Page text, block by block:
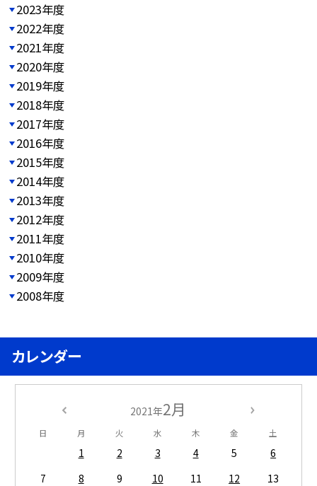
2023年度
2022年度
2021年度
2020年度
2019年度
2018年度
2017年度
2016年度
2015年度
2014年度
2013年度
2012年度
2011年度
2010年度
2009年度
2008年度
カレンダー
2021年2月
日 月 火 水 木 金 土
1 2 3 4 5
6
7
8 9 10 11 12
13